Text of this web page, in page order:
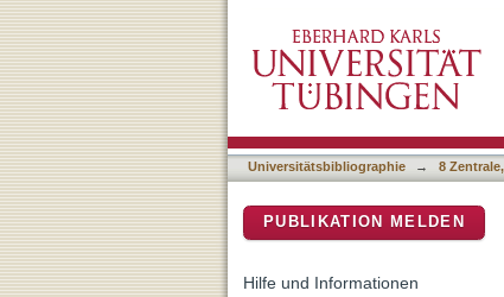
epithelial-to-
Universitätsbibliographie → 8
PUBLIKATION MELDEN
Hilfe und Informationen